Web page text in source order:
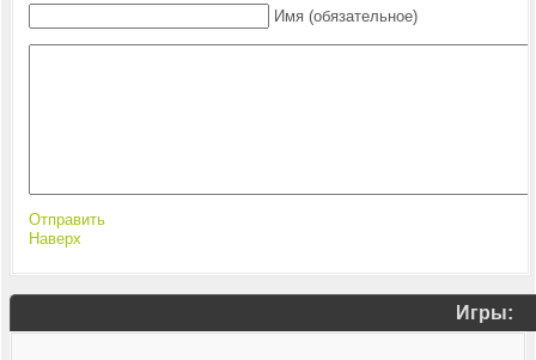
Имя (обязательное)
Отправить
Наверх
Игры: